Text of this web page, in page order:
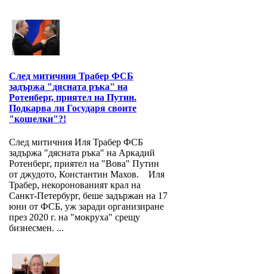
След митичния Трабер ФСБ
задържа "дясната ръка" на
Ротенберг, приятел на Путин.
Подкарва ли Государя своите
"кошелки"?!
След митичния Иля Трабер ФСБ
задържа "дясната ръка" на Аркадий
Ротенберг, приятел на "Вова" Путин
от джудото, Константин Махов. Иля
Трабер, некоронованият крал на
Санкт-Петербург, беше задържан на 17
юни от ФСБ, уж заради организиране
през 2020 г. на "мокруха" срещу
бизнесмен. ...